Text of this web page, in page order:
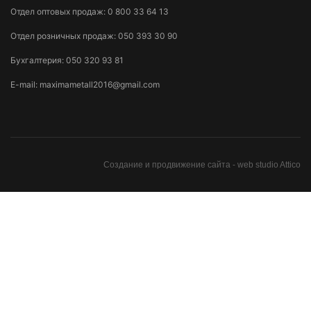
Отдел оптовых продаж: 0 800 33 64 13
Отдел розничных продаж: 050 393 30 90
Бухгалтерия: 050 320 93 81
E-mail: maximametall2016@gmail.com
Создание и продвижение сайта - web studio Attico